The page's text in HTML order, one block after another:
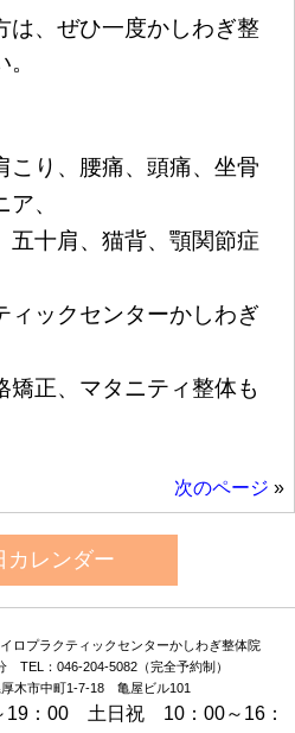
は、ぜひ一度かしわぎ整
こり、腰痛、頭痛、坐骨
、
五十肩、猫背、顎関節症
ィックセンターかしわぎ
矯正、マタニティ整体も
次のページ »
カレンダー
ロプラクティックセンターかしわぎ整体院
TEL：046-204-5082（完全予約制）
木市中町1-7-18 亀屋ビル101
：00 土日祝 10：00～16：